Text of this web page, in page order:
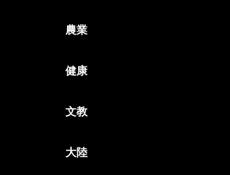
農業
健康
文教
大陸